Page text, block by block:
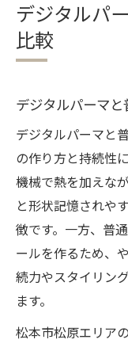
デジタルパ
比較
デジタルパーマ
デジタルパーマと
の作り方と持続性
機械で熱を加えな
と形状記憶されや
徴です。一方、普
ールを作るため、
続力やスタイリン
ます。
松本市松原エリア